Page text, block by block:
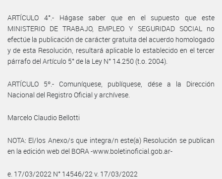
ARTÍCULO 4°.- Hágase saber que en el supuesto que este
MINISTERIO DE TRABAJO, EMPLEO Y SEGURIDAD SOCIAL no
efectúe la publicación de carácter gratuita del acuerdo homologado
y de esta Resolución, resultará aplicable lo establecido en el tercer
párrafo del Artículo 5° de la Ley N° 14.250 (t.o. 2004).
ARTÍCULO 5º.- Comuníquese, publíquese, dése a la Dirección
Nacional del Registro Oficial y archívese.
Marcelo Claudio Bellotti
NOTA: El/los Anexo/s que integra/n este(a) Resolución se publican
en la edición web del BORA -www.boletinoficial.gob.ar-
e. 17/03/2022 N° 14546/22 v. 17/03/2022